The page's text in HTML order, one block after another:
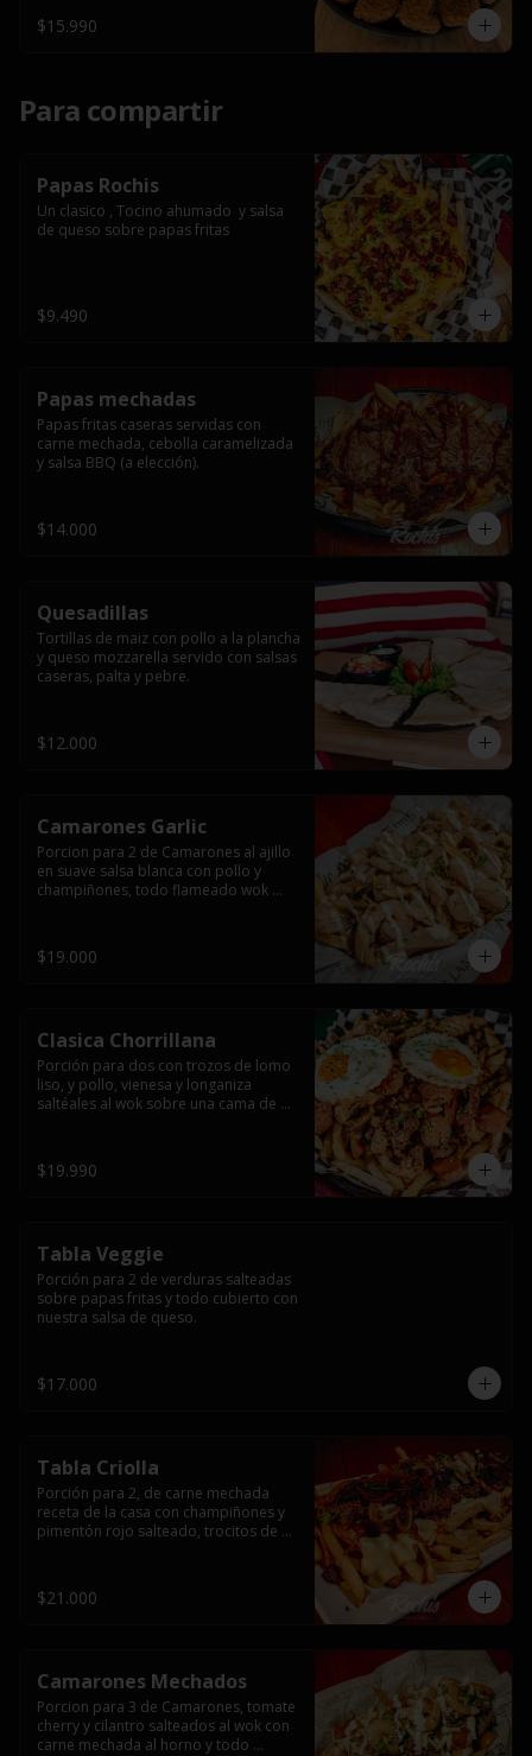
$15.990
Para compartir
Papas Rochis
Un clasico , Tocino ahumado  y salsa
de queso sobre papas fritas
$9.490
Papas mechadas
Papas fritas caseras servidas con
carne mechada, cebolla caramelizada
y salsa BBQ (a elección).
$14.000
Quesadillas
Tortillas de maiz con pollo a la plancha
y queso mozzarella servido con salsas
caseras, palta y pebre.
$12.000
Camarones Garlic
Porcion para 2 de Camarones al ajillo
en suave salsa blanca con pollo y
champiñones, todo flameado wok
$19.000
Clasica Chorrillana
Porción para dos con trozos de lomo
liso, y pollo, vienesa y longaniza
saltéales al wok sobre una cama de
$19.990
Tabla Veggie
Porción para 2 de verduras salteadas
sobre papas fritas y todo cubierto con
nuestra salsa de queso.
$17.000
Tabla Criolla
Porción para 2, de carne mechada
receta de la casa con champiñones y
pimentón rojo salteado, trocitos de
papas fritas.
$21.000
Camarones Mechados
Porcion para 3 de Camarones, tomate
cherry y cilantro salteados al wok con
carne mechada al horno y todo